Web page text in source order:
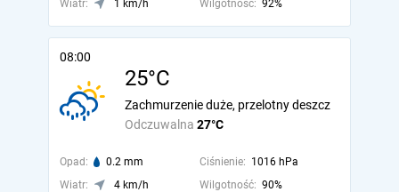
Wiatr: 1 km/h Wilgotność: 92%
08:00
25°C
Odczuwalna 27°C
Zachmurzenie duże, przelotny deszcz
Opad: 0.2 mm Ciśnienie: 1016 hPa
Wiatr:
4 km/h Wilgotność: 90%